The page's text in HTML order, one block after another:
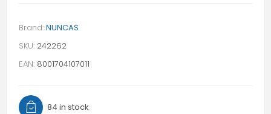
Brand: NUNCAS
SKU: 242262
EAN: 8001704107011
84 in stock